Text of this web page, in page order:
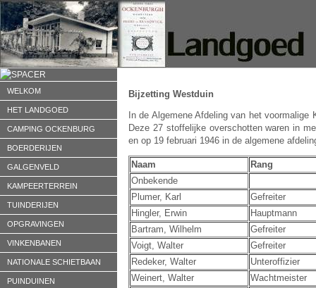
WELKOM
HET LANDGOED
CAMPING OCKENBURG
BOERDERIJEN
GALGENVELD
KAMPEERTERREIN
TUINDERIJEN
OPGRAVINGEN
VINKENBANEN
NATIONALE SCHIETBAAN
PUINDUINEN
Bijzetting Westduin
In de Algemene Afdeling van het voormalige
Deze 27 stoffelijke overschotten waren in
en op 19 februari 1946 in de algemene
Naam
Rang
Onbekende
Plumer, Karl
Gefreiter
Hingler, Erwin
Hauptmann
Bartram, Wilhelm
Gefreiter
Voigt, Walter
Gefreiter
Redeker, Walter
Unteroffizier
Weinert, Walter
Wachtmeister